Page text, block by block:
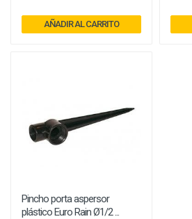
AÑADIR AL CARRITO
Pincho porta aspersor
plástico Euro Rain Ø1/2 ...